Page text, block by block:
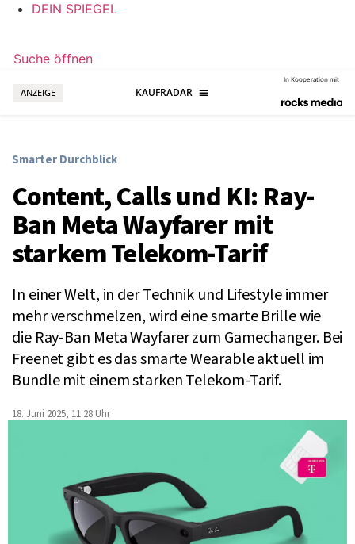
DEIN SPIEGEL
Suche öffnen
ANZEIGE
In Kooperation mit
Smarter Durchblick
Content, Calls und KI: Ray-
Ban Meta Wayfarer mit
starkem Telekom-Tarif
In einer Welt, in der Technik und Lifestyle immer
mehr verschmelzen, wird eine smarte Brille wie
die Ray-Ban Meta Wayfarer zum Gamechanger. Bei
Freenet gibt es das smarte Wearable aktuell im
Bundle mit einem starken Telekom-Tarif.
18. Juni 2025, 11:28 Uhr